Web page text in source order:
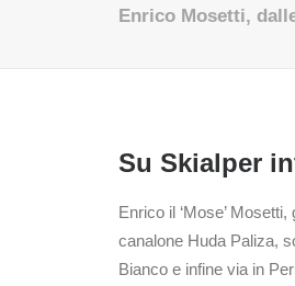
Enrico Mosetti,
Su Skialper
Enrico il ‘Mose’
canalone Huda Paliza,
Bianco e infine via in